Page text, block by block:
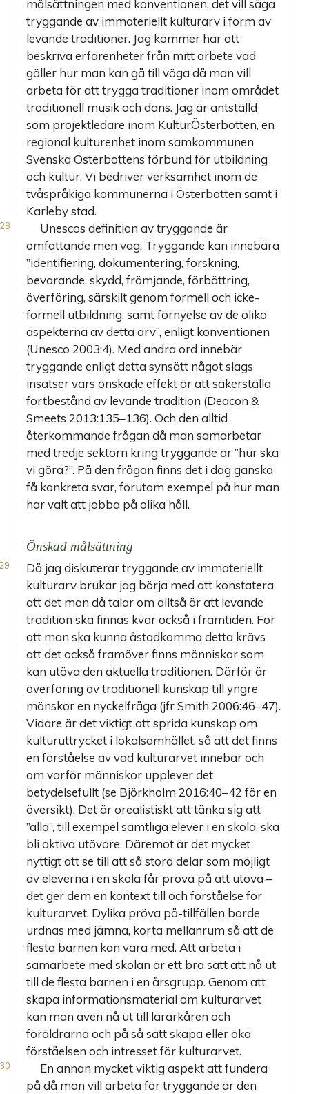
målsättningen med konventionen, det vill säga
tryggande av immateriellt kulturarv i form av
levande traditioner. Jag kommer här att
beskriva erfarenheter från mitt arbete vad
gäller hur man kan gå till väga då man vill
arbeta för att trygga traditioner inom området
traditionell musik och dans. Jag är antställd
som projektledare inom KulturÖsterbotten, en
regional kulturenhet inom samkommunen
Svenska Österbottens förbund för utbildning
och kultur. Vi bedriver verksamhet inom de
tvåspråkiga kommunerna i Österbotten samt i
Karleby stad.
Unescos definition av tryggande är
omfattande men vag. Tryggande kan innebära
”identifiering, dokumentering, forskning,
bevarande, skydd, främjande, förbättring,
överföring, särskilt genom formell och icke-
formell utbildning, samt förnyelse av de olika
aspekterna av detta arv”, enligt konventionen
(Unesco 2003:4). Med andra ord innebär
tryggande enligt detta synsätt något slags
insatser vars önskade effekt är att säkerställa
fortbestånd av levande tradition (Deacon &
Smeets 2013:135–136). Och den alltid
återkommande frågan då man samarbetar
med tredje sektorn kring tryggande är ”hur ska
vi göra?”. På den frågan finns det i dag ganska
få konkreta svar, förutom exempel på hur man
har valt att jobba på olika håll.
Önskad målsättning
Då jag diskuterar tryggande av immateriellt
kulturarv brukar jag börja med att konstatera
att det man då talar om alltså är att levande
tradition ska finnas kvar också i framtiden. För
att man ska kunna åstadkomma detta krävs
att det också framöver finns människor som
kan utöva den aktuella traditionen. Därför är
överföring av traditionell kunskap till yngre
mänskor en nyckelfråga (jfr Smith 2006:46–47).
Vidare är det viktigt att sprida kunskap om
kulturuttrycket i lokalsamhället, så att det finns
en förståelse av vad kulturarvet innebär och
om varför människor upplever det
betydelsefullt (se Björkholm 2016:40–42 för en
översikt). Det är orealistiskt att tänka sig att
”alla”, till exempel samtliga elever i en skola, ska
bli aktiva utövare. Däremot är det mycket
nyttigt att se till att så stora delar som möjligt
av eleverna i en skola får pröva på att utöva –
det ger dem en kontext till och förståelse för
kulturarvet. Dylika pröva på-tillfällen borde
urdnas med jämna, korta mellanrum så att de
flesta barnen kan vara med. Att arbeta i
samarbete med skolan är ett bra sätt att nå ut
till de flesta barnen i en årsgrupp. Genom att
skapa informationsmaterial om kulturarvet
kan man även nå ut till lärarkåren och
föräldrarna och på så sätt skapa eller öka
förståelsen och intresset för kulturarvet.
En annan mycket viktig aspekt att fundera
på då man vill arbeta för tryggande är den